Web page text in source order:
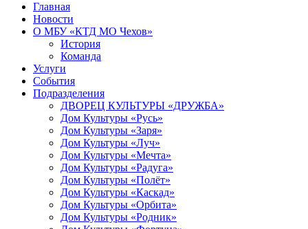
Главная
Новости
О МБУ «КТД МО Чехов»
История
Команда
Услуги
События
Подразделения
ДВОРЕЦ КУЛЬТУРЫ «ДРУЖБА»
Дом Культуры «Русь»
Дом Культуры «Заря»
Дом Культуры «Луч»
Дом Культуры «Мечта»
Дом Культуры «Радуга»
Дом Культуры «Полёт»
Дом Культуры «Каскад»
Дом Культуры «Орбита»
Дом Культуры «Родник»